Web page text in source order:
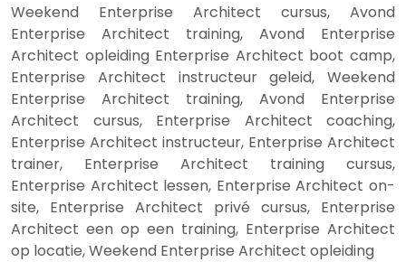
Weekend Enterprise Architect cursus, Avond
Enterprise Architect training, Avond Enterprise
Architect opleiding Enterprise Architect boot camp,
Enterprise Architect instructeur geleid, Weekend
Enterprise Architect training, Avond Enterprise
Architect cursus, Enterprise Architect coaching,
Enterprise Architect instructeur, Enterprise Architect
trainer, Enterprise Architect training cursus,
Enterprise Architect lessen, Enterprise Architect on-
site, Enterprise Architect privé cursus, Enterprise
Architect een op een training, Enterprise Architect
op locatie, Weekend Enterprise Architect opleiding